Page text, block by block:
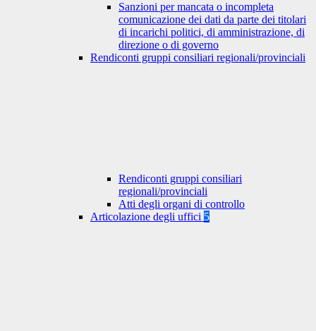
Sanzioni per mancata o incompleta
comunicazione dei dati da parte dei titolari
di incarichi politici, di amministrazione, di
direzione o di governo
Rendiconti gruppi consiliari regionali/provinciali
Rendiconti gruppi consiliari
regionali/provinciali
Atti degli organi di controllo
Articolazione degli uffici 5